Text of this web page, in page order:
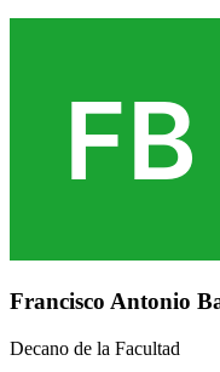
Francisco Antonio
Decano de la Facultad